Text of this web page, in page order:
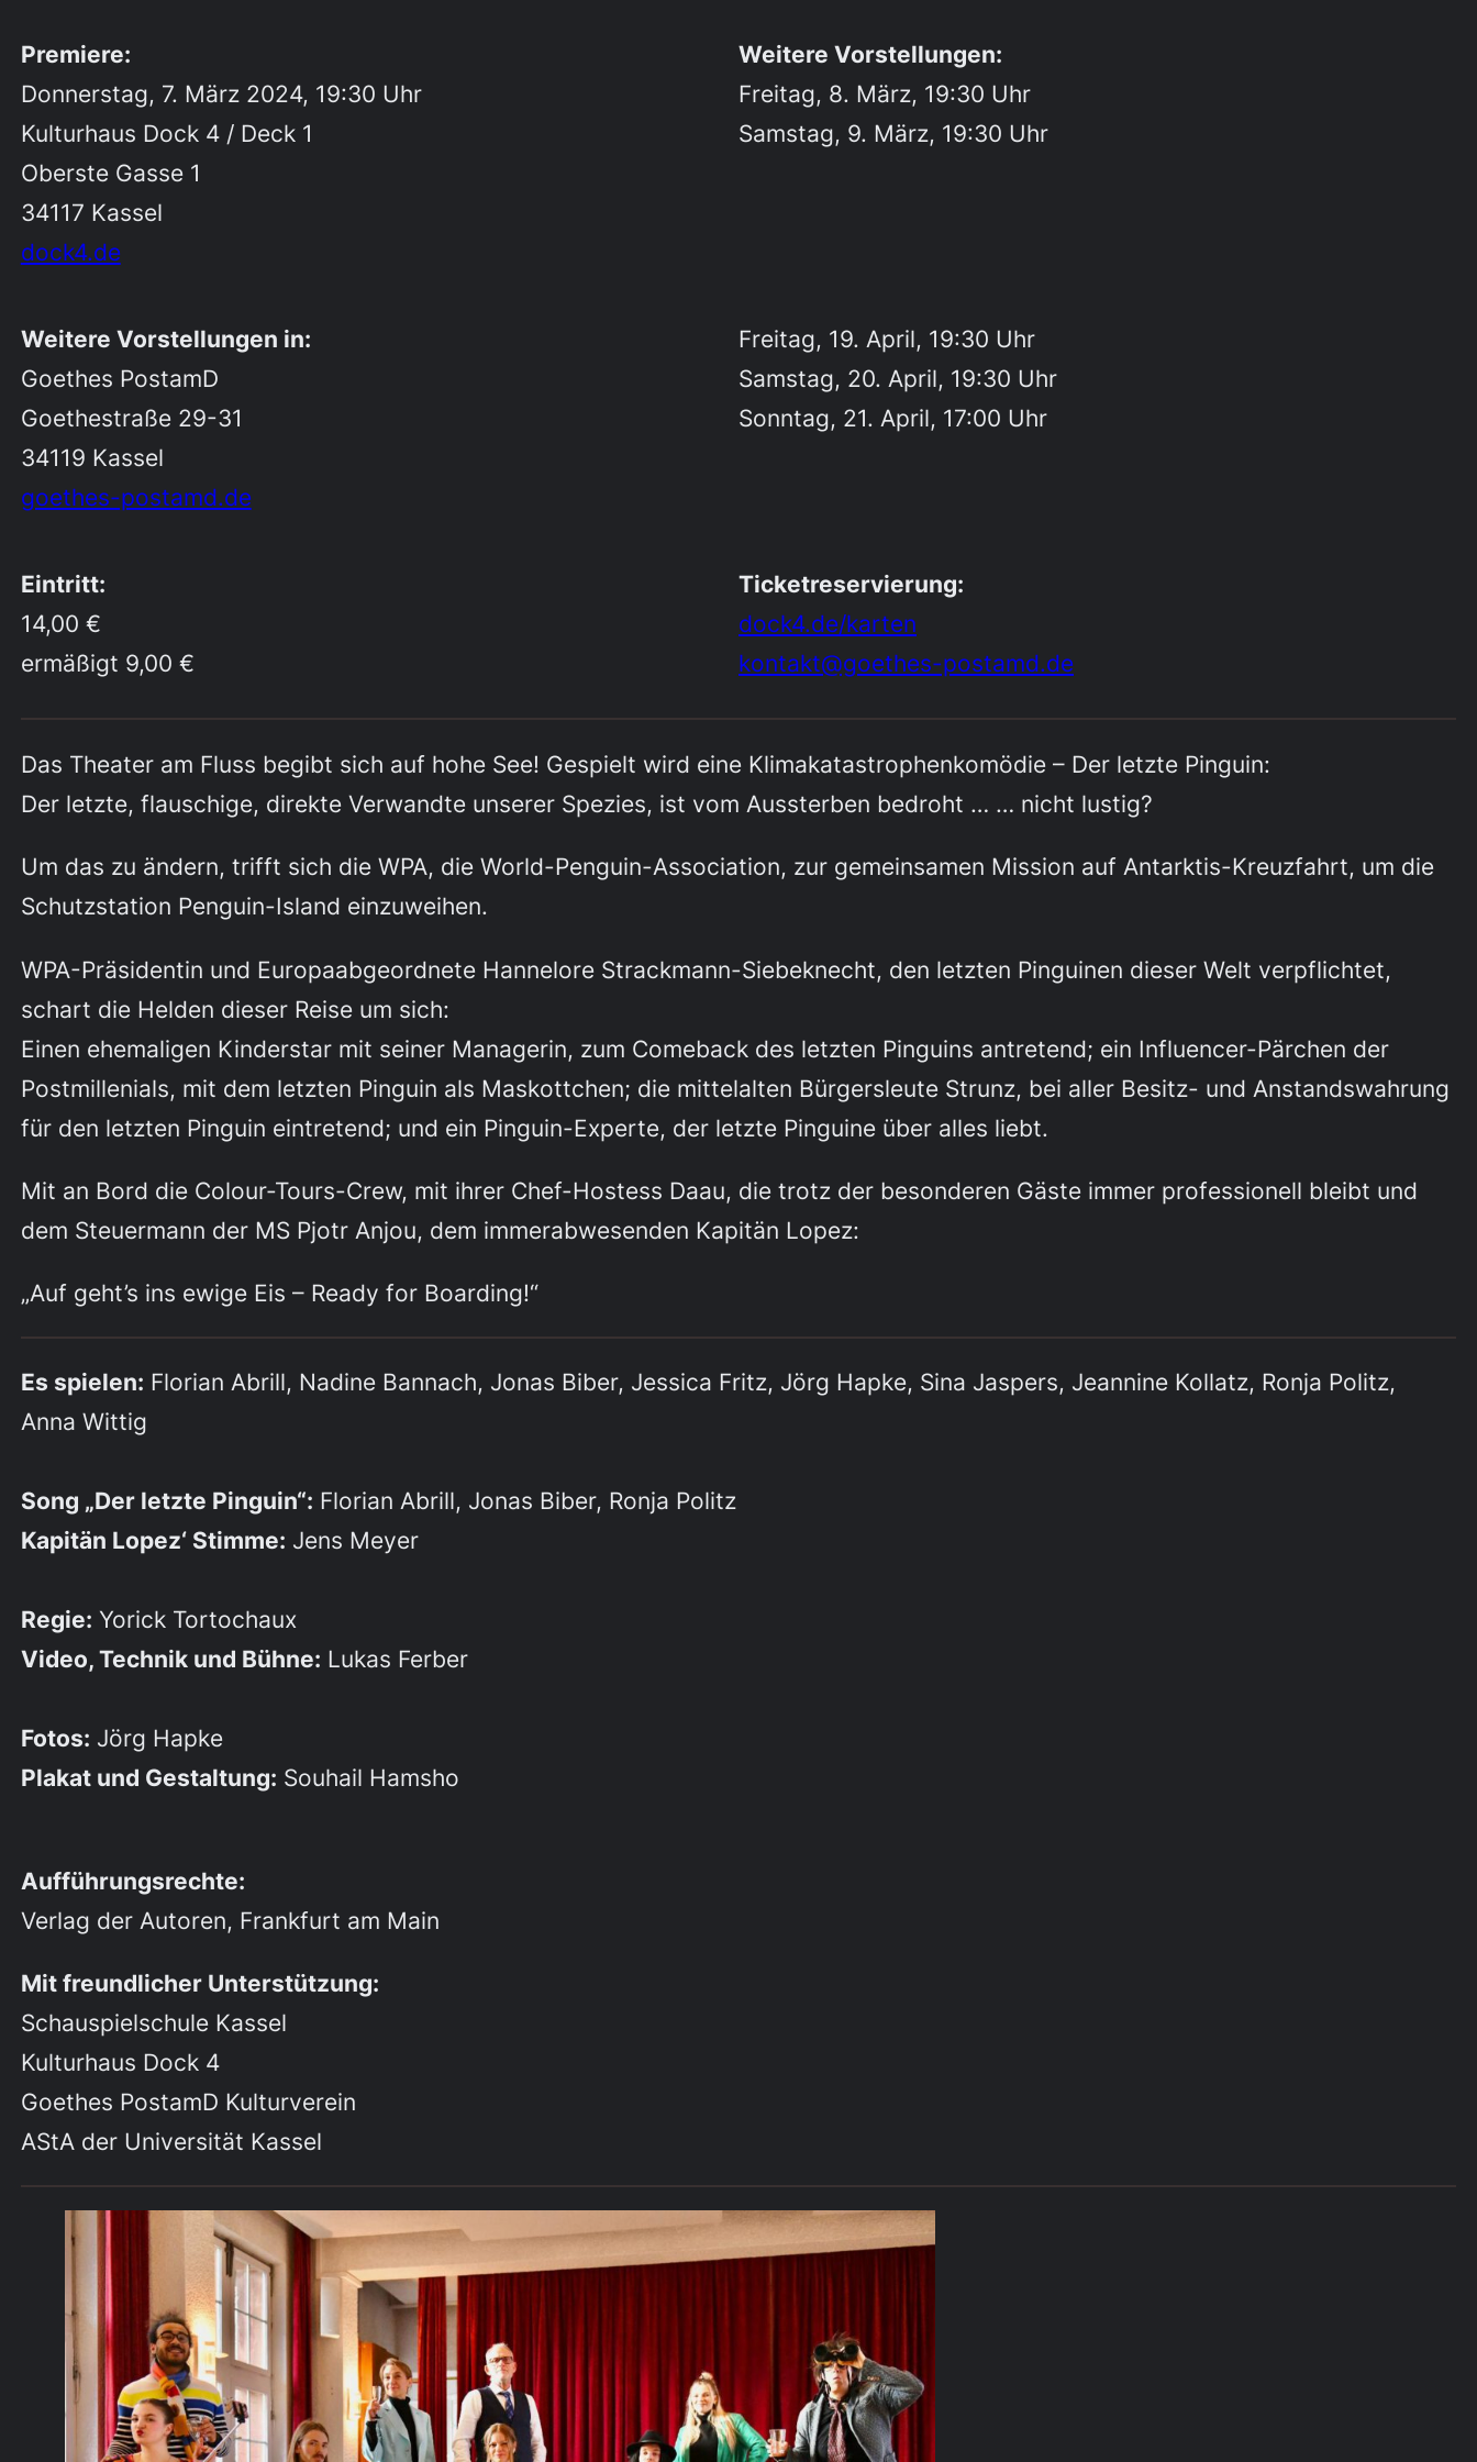
Premiere:
Donnerstag, 7. März 2024, 19:30 Uhr
Kulturhaus Dock 4 / Deck 1
Oberste Gasse 1
34117 Kassel
dock4.de
Weitere Vorstellungen:
Freitag, 8. März, 19:30 Uhr
Samstag, 9. März, 19:30 Uhr
Weitere Vorstellungen in:
Goethes PostamD
Goethestraße 29-31
34119 Kassel
goethes-postamd.de
Freitag, 19. April, 19:30 Uhr
Samstag, 20. April, 19:30 Uhr
Sonntag, 21. April, 17:00 Uhr
Eintritt:
14,00 €
ermäßigt 9,00 €
Ticketreservierung:
dock4.de/karten
kontakt@goethes-postamd.de
Das Theater am Fluss begibt sich auf hohe See! Gespielt wird eine Klimakatastrophenkomödie – Der letzte Pinguin:
Der letzte, flauschige, direkte Verwandte unserer Spezies, ist vom Aussterben bedroht … … nicht lustig?
Um das zu ändern, trifft sich die WPA, die World-Penguin-Association, zur gemeinsamen Mission auf Antarktis-Kreuzfahrt, um die
Schutzstation Penguin-Island einzuweihen.
WPA-Präsidentin und Europaabgeordnete Hannelore Strackmann-Siebeknecht, den letzten Pinguinen dieser Welt verpflichtet,
schart die Helden dieser Reise um sich:
Einen ehemaligen Kinderstar mit seiner Managerin, zum Comeback des letzten Pinguins antretend; ein Influencer-Pärchen der
Postmillenials, mit dem letzten Pinguin als Maskottchen; die mittelalten Bürgersleute Strunz, bei aller Besitz- und Anstandswahrung
für den letzten Pinguin eintretend; und ein Pinguin-Experte, der letzte Pinguine über alles liebt.
Mit an Bord die Colour-Tours-Crew, mit ihrer Chef-Hostess Daau, die trotz der besonderen Gäste immer professionell bleibt und
dem Steuermann der MS Pjotr Anjou, dem immerabwesenden Kapitän Lopez:
„Auf geht’s ins ewige Eis – Ready for Boarding!“
Es spielen: Florian Abrill, Nadine Bannach, Jonas Biber, Jessica Fritz, Jörg Hapke, Sina Jaspers, Jeannine Kollatz, Ronja Politz,
Anna Wittig
Song „Der letzte Pinguin“: Florian Abrill, Jonas Biber, Ronja Politz
Kapitän Lopez‘ Stimme: Jens Meyer
Regie: Yorick Tortochaux
Video, Technik und Bühne: Lukas Ferber
Fotos: Jörg Hapke
Plakat und Gestaltung: Souhail Hamsho
Aufführungsrechte:
Verlag der Autoren, Frankfurt am Main
Mit freundlicher Unterstützung:
Schauspielschule Kassel
Kulturhaus Dock 4
Goethes PostamD Kulturverein
AStA der Universität Kassel